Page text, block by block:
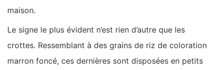
maison.
Le signe le plus évident n’est rien d’autre que les
crottes. Ressemblant à des grains de riz de coloration
marron foncé, ces dernières sont disposées en petits